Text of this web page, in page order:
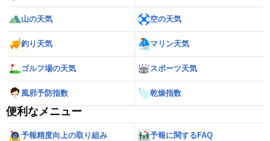
山の天気 空の天気
釣り天気 マリン天気
ゴルフ場の天気 スポーツ天気
風邪予防指数 乾燥指数
便利なメニュー
予報精度向上の取り組み 予報に関するFAQ